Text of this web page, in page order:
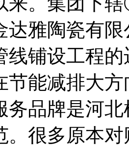
雅陶瓷有限
线铺设工程
节能减排大
务品牌是河
。很多原本